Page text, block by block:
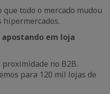
que todo o mercado mudou
hipermercados.
em loja
no B2B.
para 120 mil lojas de